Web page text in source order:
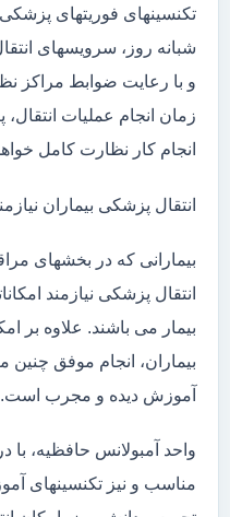
تکنسینهای فوریتهای
شبانه روز، سرویسهای
و با رعایت ضوابط مراکز
زمان انجام عملیات
انجام کار نظارت کامل
انتقال پزشکی بیماران
بیمارانی که در بخشهای
انتقال پزشکی نیازمند
بیمار می باشند. علاوه بر
بیماران، انجام موفق چنین
آموزش دیده و مجرب است.
واحد آمبولانس حافظیه، با
مناسب و نیز تکنسینهای